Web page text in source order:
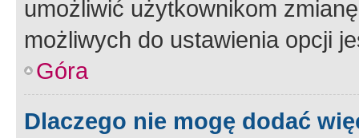
umożliwić użytkownikom
możliwych do ustawienia opcji
Góra
Dlaczego nie mogę dodać